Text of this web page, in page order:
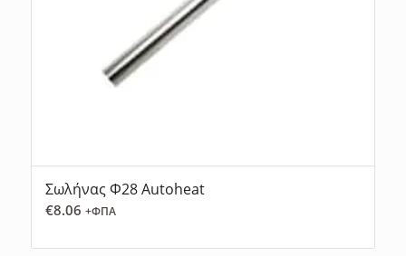
Σωλήνας Φ28 Autoheat
€8.06 +ΦΠΑ